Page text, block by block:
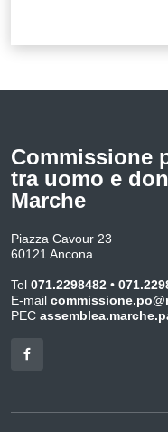
Commissione
tra uomo e
Marche
Piazza Cavour 23
60121 Ancona
Tel 071.2298482 •
E-mail
PEC